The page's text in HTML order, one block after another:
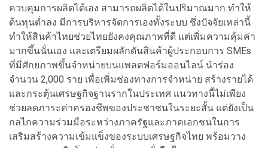
ควบคุมการผลิตได้เอง สามารถผลิตได้ในปริมาณมาก ทำให้
ต้นทุนต่ำลง มีการบริหารจัดการเองทั้งระบบ ซึ่งปัจจัยเหล่านี้
ทำให้สินค้าไทยช่วยไทยยังคงคุณภาพที่ดี แต่เพิ่มความคุ้มค่า
มากขึ้นนั่นเอง และเตรียมผลักดันสินค้าผู้ประกอบการ SMEs
ที่มีศักยภาพขึ้นจำหน่ายบนแพลตฟอร์มออนไลน์ นำร่อง
จำนวน 2,000 ราย เพื่อเพิ่มช่องทางการจำหน่าย สร้างรายได้
และกระตุ้นเศรษฐกิจฐานรากในประเทศ แนวทางนี้ไม่เพียง
ช่วยลดภาระค่าครองชีพของประชาชนในระยะสั้น แต่ยังเป็น
กลไกความร่วมมือระหว่างภาครัฐและภาคเอกชนในการ
เสริมสร้างความเข้มแข็งของระบบเศรษฐกิจไทย พร้อมวาง